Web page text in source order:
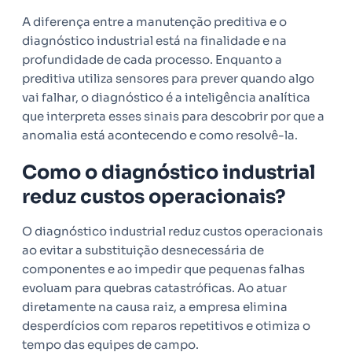
A diferença entre a manutenção preditiva e o
diagnóstico industrial está na finalidade e na
profundidade de cada processo. Enquanto a
preditiva utiliza sensores para prever quando algo
vai falhar, o diagnóstico é a inteligência analítica
que interpreta esses sinais para descobrir por que a
anomalia está acontecendo e como resolvê-la.
Como o diagnóstico industrial
reduz custos operacionais?
O diagnóstico industrial reduz custos operacionais
ao evitar a substituição desnecessária de
componentes e ao impedir que pequenas falhas
evoluam para quebras catastróficas. Ao atuar
diretamente na causa raiz, a empresa elimina
desperdícios com reparos repetitivos e otimiza o
tempo das equipes de campo.